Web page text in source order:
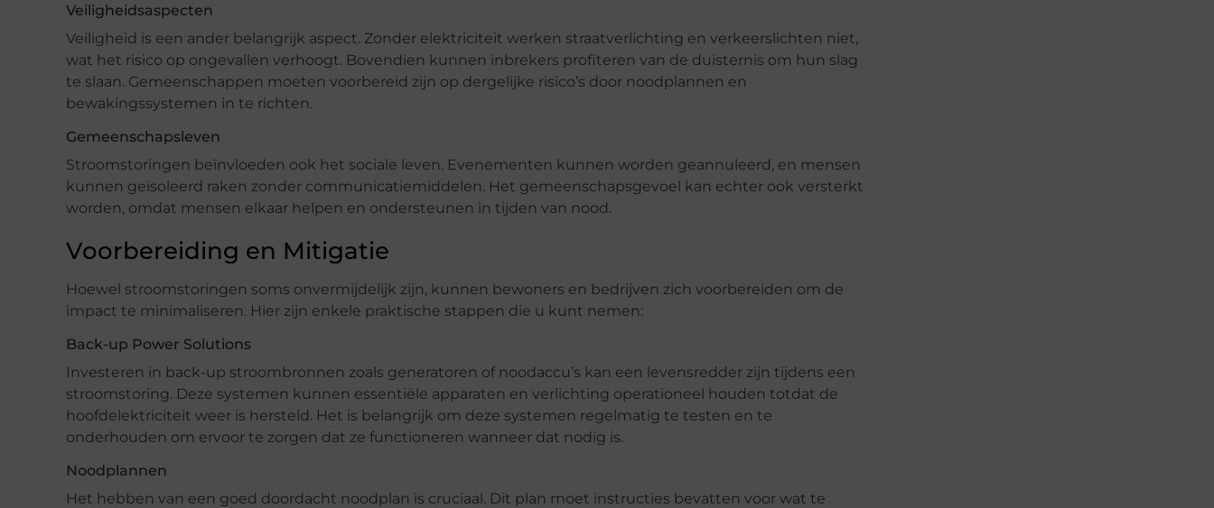
Veiligheidsaspecten
Veiligheid is een ander belangrijk aspect. Zonder elektriciteit werken straatverlichting en verkeerslichten niet,
wat het risico op ongevallen verhoogt. Bovendien kunnen inbrekers profiteren van de duisternis om hun slag
te slaan. Gemeenschappen moeten voorbereid zijn op dergelijke risico’s door noodplannen en
bewakingssystemen in te richten.
Gemeenschapsleven
Stroomstoringen beïnvloeden ook het sociale leven. Evenementen kunnen worden geannuleerd, en mensen
kunnen geïsoleerd raken zonder communicatiemiddelen. Het gemeenschapsgevoel kan echter ook versterkt
worden, omdat mensen elkaar helpen en ondersteunen in tijden van nood.
Voorbereiding en Mitigatie
Hoewel stroomstoringen soms onvermijdelijk zijn, kunnen bewoners en bedrijven zich voorbereiden om de
impact te minimaliseren. Hier zijn enkele praktische stappen die u kunt nemen:
Back-up Power Solutions
Investeren in back-up stroombronnen zoals generatoren of noodaccu’s kan een levensredder zijn tijdens een
stroomstoring. Deze systemen kunnen essentiële apparaten en verlichting operationeel houden totdat de
hoofdelektriciteit weer is hersteld. Het is belangrijk om deze systemen regelmatig te testen en te
onderhouden om ervoor te zorgen dat ze functioneren wanneer dat nodig is.
Noodplannen
Het hebben van een goed doordacht noodplan is cruciaal. Dit plan moet instructies bevatten voor wat te